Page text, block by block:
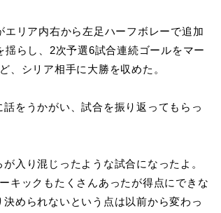
エリア内右から左足ハーフボレーで追加
揺らし、2次予選6試合連続ゴールをマー
、シリア相手に大勝を収めた。
話をうかがい、試合を振り返ってもらっ
入り混じったような試合になったよ。
キックもたくさんあったが得点にできな
められないという点は以前から変わっ